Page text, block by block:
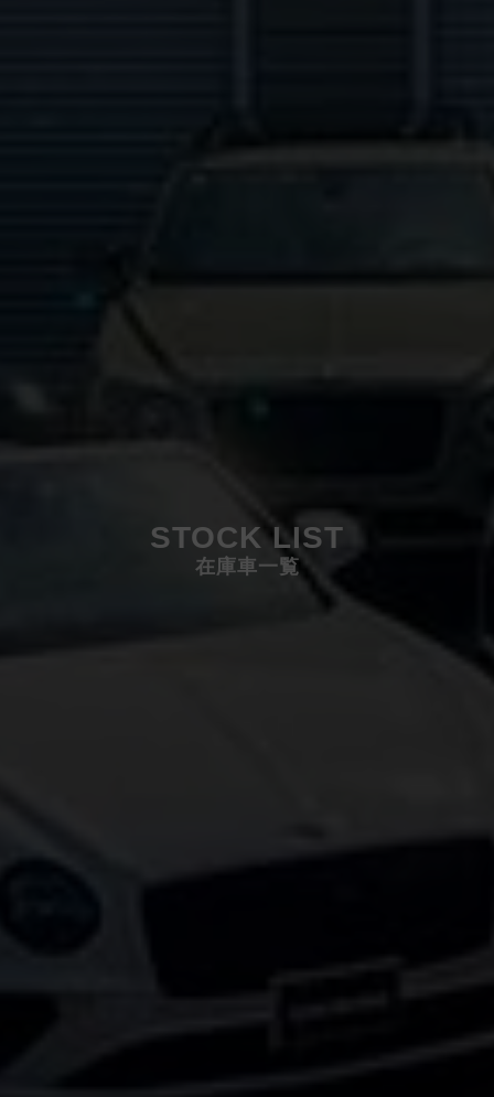
STOCK LIST
在庫車一覧